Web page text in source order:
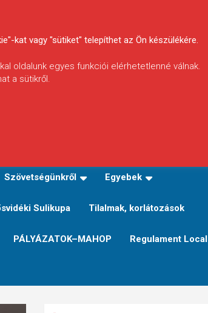
Szövetségünkről Egyebek
Sulikupa Tilalmak, korlátozások
PÁLYÁZATOK–MAHOP Regulament Local
kat vagy "sütiket" telepíthet az Ön készülékére.
oldalunk egyes funkciói elérhetetlenné válnak.
a sütikről.